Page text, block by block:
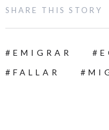
SHARE THIS STORY
EMIGRAR
FALLAR